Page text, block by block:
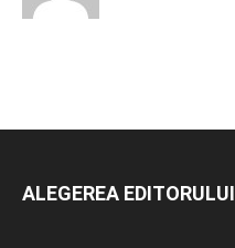
ALEGEREA EDITORULUI